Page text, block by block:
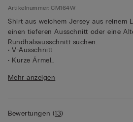
Artikelnummer: CM164W
Shirt aus weichem Jersey aus reinem
einen tieferen Ausschnitt oder eine
Rundhalsausschnitt suchen.
• V-Ausschnitt
• Kurze Ärmel
• Weich fallende Passform
Mehr anzeigen
Bewertungen (13)